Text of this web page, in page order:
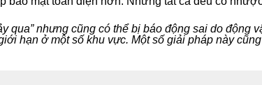
qua” nhưng cũng có thể bị báo động sai do động
hạn ở một số khu vực. Một số giải pháp này